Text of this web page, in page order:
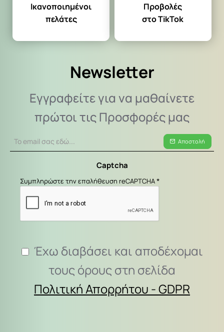
Ικανοποιημένοι
πελάτες
Προβολές
στο TikTok
Newsletter
Εγγραφείτε για να μαθαίνετε
πρώτοι τις Προσφορές μας
email
Αποστολή
Captcha
Συμπληρώστε την επαλήθευση reCAPTCHA
Έχω διαβάσει και αποδέχομαι
τους όρους στη σελίδα
Πολιτική Απορρήτου - GDPR